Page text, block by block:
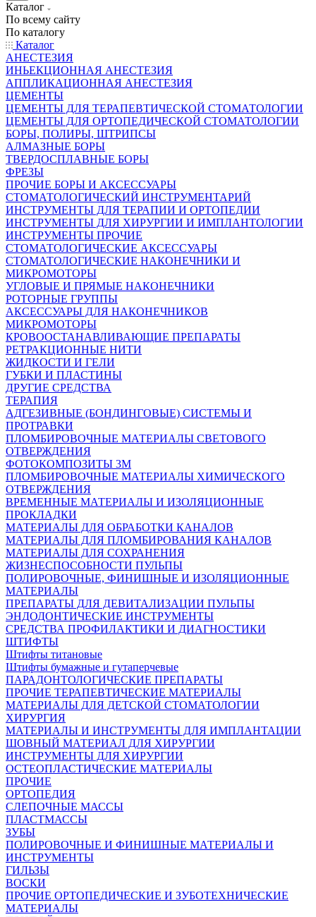
Каталог
По всему сайту
По каталогу
Каталог
АНЕСТЕЗИЯ
ИНЬЕКЦИОННАЯ АНЕСТЕЗИЯ
АППЛИКАЦИОННАЯ АНЕСТЕЗИЯ
ЦЕМЕНТЫ
ЦЕМЕНТЫ ДЛЯ ТЕРАПЕВТИЧЕСКОЙ СТОМАТОЛОГИИ
ЦЕМЕНТЫ ДЛЯ ОРТОПЕДИЧЕСКОЙ СТОМАТОЛОГИИ
БОРЫ, ПОЛИРЫ, ШТРИПСЫ
АЛМАЗНЫЕ БОРЫ
ТВЕРДОСПЛАВНЫЕ БОРЫ
ФРЕЗЫ
ПРОЧИЕ БОРЫ И АКСЕССУАРЫ
СТОМАТОЛОГИЧЕСКИЙ ИНСТРУМЕНТАРИЙ
ИНСТРУМЕНТЫ ДЛЯ ТЕРАПИИ И ОРТОПЕДИИ
ИНСТРУМЕНТЫ ДЛЯ ХИРУРГИИ И ИМПЛАНТОЛОГИИ
ИНСТРУМЕНТЫ ПРОЧИЕ
СТОМАТОЛОГИЧЕСКИЕ АКСЕССУАРЫ
СТОМАТОЛОГИЧЕСКИЕ НАКОНЕЧНИКИ И
МИКРОМОТОРЫ
УГЛОВЫЕ И ПРЯМЫЕ НАКОНЕЧНИКИ
РОТОРНЫЕ ГРУППЫ
АКСЕССУАРЫ ДЛЯ НАКОНЕЧНИКОВ
МИКРОМОТОРЫ
КРОВООСТАНАВЛИВАЮЩИЕ ПРЕПАРАТЫ
РЕТРАКЦИОННЫЕ НИТИ
ЖИДКОСТИ И ГЕЛИ
ГУБКИ И ПЛАСТИНЫ
ДРУГИЕ СРЕДСТВА
ТЕРАПИЯ
АДГЕЗИВНЫЕ (БОНДИНГОВЫЕ) СИСТЕМЫ И
ПРОТРАВКИ
ПЛОМБИРОВОЧНЫЕ МАТЕРИАЛЫ СВЕТОВОГО
ОТВЕРЖДЕНИЯ
ФОТОКОМПОЗИТЫ 3М
ПЛОМБИРОВОЧНЫЕ МАТЕРИАЛЫ ХИМИЧЕСКОГО
ОТВЕРЖДЕНИЯ
ВРЕМЕННЫЕ МАТЕРИАЛЫ И ИЗОЛЯЦИОННЫЕ
ПРОКЛАДКИ
МАТЕРИАЛЫ ДЛЯ ОБРАБОТКИ КАНАЛОВ
МАТЕРИАЛЫ ДЛЯ ПЛОМБИРОВАНИЯ КАНАЛОВ
МАТЕРИАЛЫ ДЛЯ СОХРАНЕНИЯ
ЖИЗНЕСПОСОБНОСТИ ПУЛЬПЫ
ПОЛИРОВОЧНЫЕ, ФИНИШНЫЕ И ИЗОЛЯЦИОННЫЕ
МАТЕРИАЛЫ
ПРЕПАРАТЫ ДЛЯ ДЕВИТАЛИЗАЦИИ ПУЛЬПЫ
ЭНДОДОНТИЧЕСКИЕ ИНСТРУМЕНТЫ
СРЕДСТВА ПРОФИЛАКТИКИ И ДИАГНОСТИКИ
ШТИФТЫ
Штифты титановые
Штифты бумажные и гутаперчевые
ПАРАДОНТОЛОГИЧЕСКИЕ ПРЕПАРАТЫ
ПРОЧИЕ ТЕРАПЕВТИЧЕСКИЕ МАТЕРИАЛЫ
МАТЕРИАЛЫ ДЛЯ ДЕТСКОЙ СТОМАТОЛОГИИ
ХИРУРГИЯ
МАТЕРИАЛЫ И ИНСТРУМЕНТЫ ДЛЯ ИМПЛАНТАЦИИ
ШОВНЫЙ МАТЕРИАЛ ДЛЯ ХИРУРГИИ
ИНСТРУМЕНТЫ ДЛЯ ХИРУРГИИ
ОСТЕОПЛАСТИЧЕСКИЕ МАТЕРИАЛЫ
ПРОЧИЕ
ОРТОПЕДИЯ
СЛЕПОЧНЫЕ МАССЫ
ПЛАСТМАССЫ
ЗУБЫ
ПОЛИРОВОЧНЫЕ И ФИНИШНЫЕ МАТЕРИАЛЫ И
ИНСТРУМЕНТЫ
ГИЛЬЗЫ
ВОСКИ
ПРОЧИЕ ОРТОПЕДИЧЕСКИЕ И ЗУБОТЕХНИЧЕСКИЕ
МАТЕРИАЛЫ